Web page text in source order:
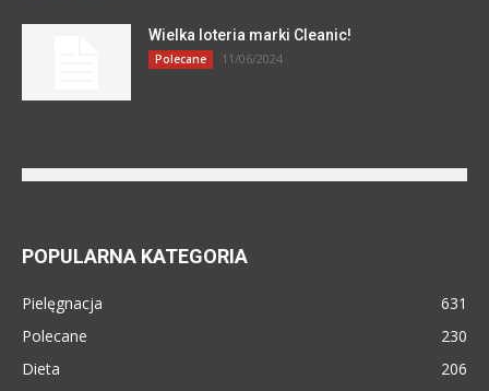
Wielka loteria marki Cleanic!
Polecane 11/06/2024
POPULARNA KATEGORIA
Pielęgnacja
631
Polecane
230
Dieta
206